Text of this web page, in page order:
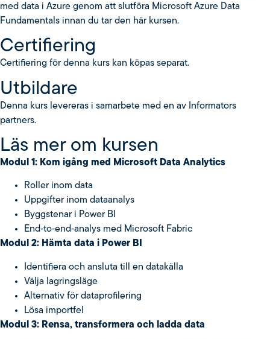
med data i Azure genom att slutföra Microsoft Azure Data
Fundamentals innan du tar den här kursen.
Certifiering
Certifiering för denna kurs kan köpas separat.
Utbildare
Denna kurs levereras i samarbete med en av Informators
partners.
Läs mer om kursen
Modul 1: Kom igång med Microsoft Data Analytics
Roller inom data
Uppgifter inom dataanalys
Byggstenar i Power BI
End‑to‑end‑analys med Microsoft Fabric
Modul 2: Hämta data i Power BI
Identifiera och ansluta till en datakälla
Välja lagringsläge
Alternativ för dataprofilering
Lösa importfel
Modul 3: Rensa, transformera och ladda data